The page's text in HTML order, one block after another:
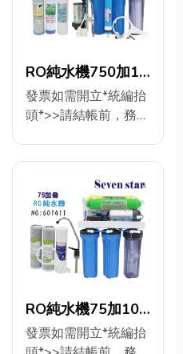
道：直接輸出RO膜
400加 第五道：ST
椰殼顆粒活性炭濾心
第六道： ST奈米銀除
菌濾心 配件：1. 3分
耐沖級6米PE水管2.2
分耐沖級6米PE水管3.
進水三通4.3分電鍍球
閥4. 板手5.白鐵鵝頸
吊片.6.304白鐵鵝頸
龍頭
+購>年份濾心
601148 11支頂級濾
開賣場>更換304白鐵
鵝頸龍頭C5- 450元
+購另開賣場>75GRO
心/維護機器>安裝圖
索取>永久免費專業技
ID>@s0937323592
第一道：10”PP5微米
濾心 第二道：10”
UDF-X9 100%椰殼
活性炭 第三道：10”
CTO壓縮炭柱活性炭
濾心 第四道：RO膜
75加 第五道：ST-
RO純水機750加10
吋濾心水質偵測
TDS顯示全自動
NO:601455【七星
淨水】
發票如需開立*統編抬
頭*>>請結帳前，務必
601238 11支頂級濾
心 850元 +換物另
開賣場>更換304白鐵
鵝頸龍頭C5- 450元
+購另開賣場>75GRO
式控制自動逆洗RO純
水機24H/75G{水質偵
測水硬度顯示} 更換濾
RO純水機75加10
英吋濾心竹炭+麥飯
發票如需開立*統編抬